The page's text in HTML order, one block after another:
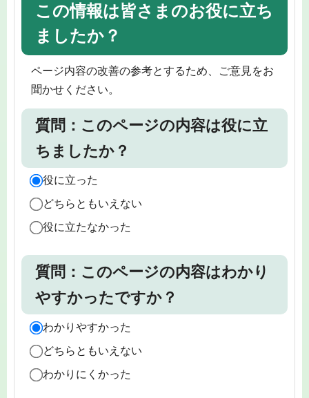
この情報は皆さまのお役に立ち
ましたか？
ページ内容の改善の参考とするため、ご意見をお
聞かせください。
質問：このページの内容は役に立
ちましたか？
役に立った
どちらともいえない
役に立たなかった
質問：このページの内容はわかり
やすかったですか？
わかりやすかった
どちらともいえない
わかりにくかった